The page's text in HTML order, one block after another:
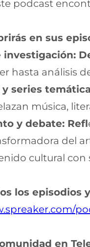
podcast
en sus
investigación:
hasta análisis
y series
música,
y debate: Refl
del
cultural
los episodios
en